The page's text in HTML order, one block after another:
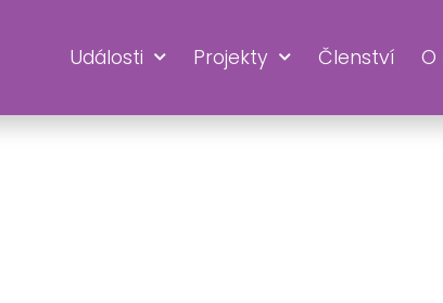
Události Projekty Členství O